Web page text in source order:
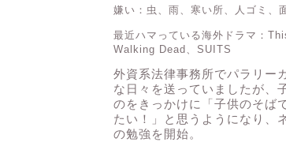
嫌い：虫、雨、寒い所、人ゴミ、
最近ハマっている海外ドラマ：
Walking Dead、SUITS
外資系法律事務所でパラリー
な日々を送っていましたが、
のをきっかけに「子供のそば
たい！」と思うようになり、
の勉強を開始。